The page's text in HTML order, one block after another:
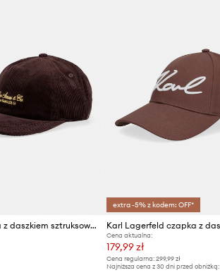
Levi's czapka z daszkiem sztruksowa LAKESHORE
extra -5% z kodem: OFF*
Cena aktualna:
179,99 zł
Cena regularna: 299,99 zł
Najniższa cena z 30 dni przed obniżką: